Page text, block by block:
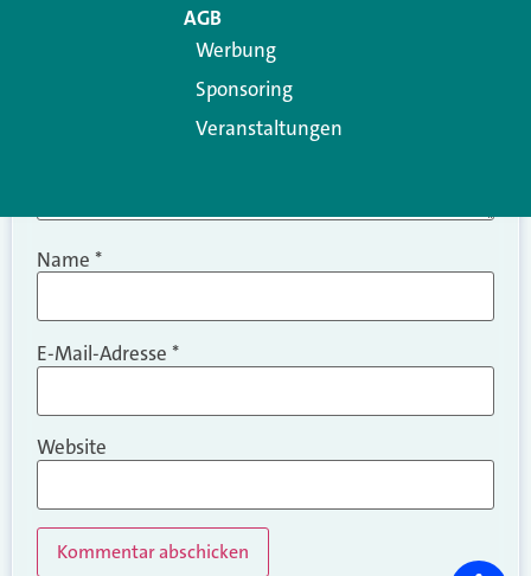
Name *
E-Mail-Adresse *
Website
AGB
Werbung
Sponsoring
Veranstaltungen